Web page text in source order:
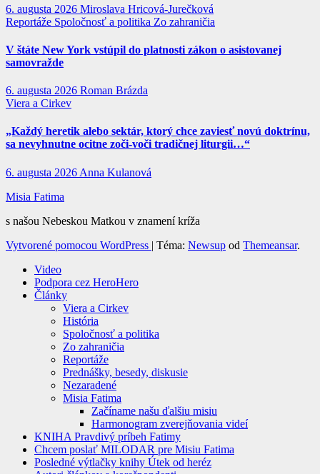
6. augusta 2026 Miroslava Hricová-Jurečková
Reportáže Spoločnosť a politika Zo zahraničia
V štáte New York vstúpil do platnosti zákon o asistovanej
samovražde
6. augusta 2026 Roman Brázda
Viera a Cirkev
„Každý heretik alebo sektár, ktorý chce zaviesť novú doktrínu,
sa nevyhnutne ocitne zoči-voči tradičnej liturgii…“
6. augusta 2026 Anna Kulanová
Misia Fatima
s našou Nebeskou Matkou v znamení kríža
Vytvorené pomocou WordPress | Téma: Newsup od Themeansar.
Video
Podpora cez HeroHero
Články
Viera a Cirkev
História
Spoločnosť a politika
Zo zahraničia
Reportáže
Prednášky, besedy, diskusie
Nezaradené
Misia Fatima
Začíname našu ďalšiu misiu
Harmonogram zverejňovania videí
KNIHA Pravdivý príbeh Fatimy
Chcem poslať MILODAR pre Misiu Fatima
Posledné výtlačky knihy Útek od heréz